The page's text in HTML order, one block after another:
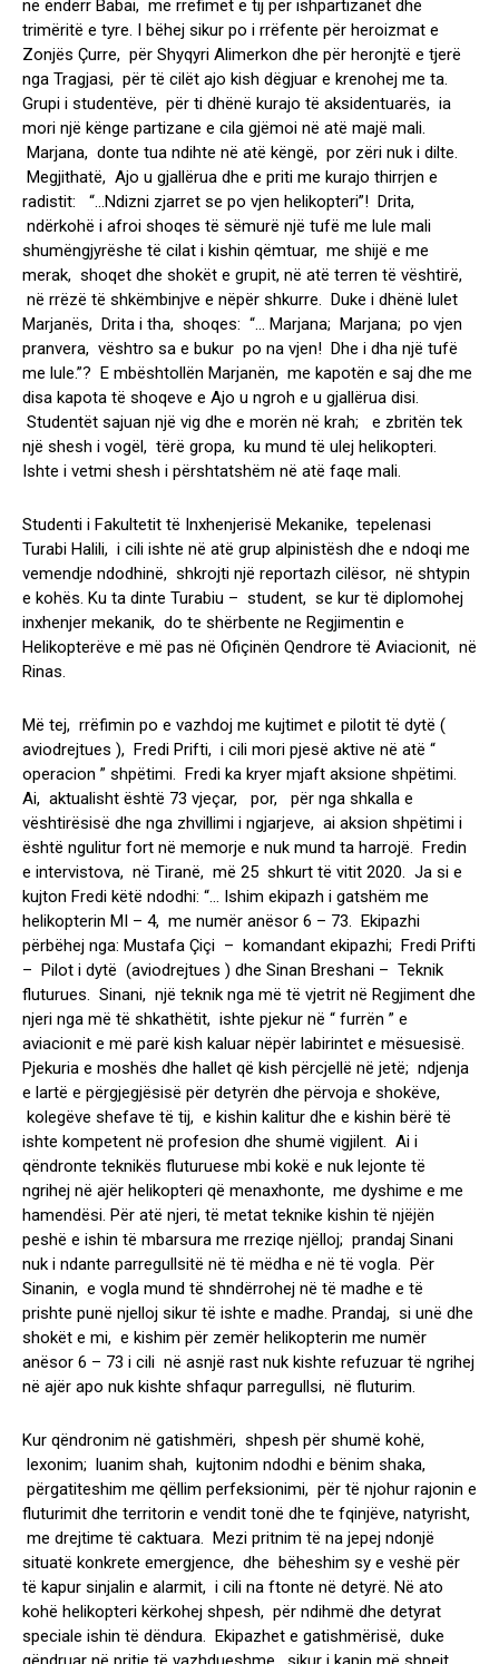
në ëndërr Babai, me rrëfimet e tij për ishpartizanët dhe
trimëritë e tyre. I bëhej sikur po i rrëfente për heroizmat e
Zonjës Çurre, për Shyqyri Alimerkon dhe për heronjtë e tjerë
nga Tragjasi, për të cilët ajo kish dëgjuar e krenohej me ta.
Grupi i studentëve, për ti dhënë kurajo të aksidentuarës, ia
mori një kënge partizane e cila gjëmoi në atë majë mali.
Marjana, donte tua ndihte në atë këngë, por zëri nuk i dilte.
Megjithatë, Ajo u gjallërua dhe e priti me kurajo thirrjen e
radistit: “…Ndizni zjarret se po vjen helikopteri”! Drita,
ndërkohë i afroi shoqes të sëmurë një tufë me lule mali
shumëngjyrëshe të cilat i kishin qëmtuar, me shijë e me
merak, shoqet dhe shokët e grupit, në atë terren të vështirë,
në rrëzë të shkëmbinjve e nëpër shkurre. Duke i dhënë lulet
Marjanës, Drita i tha, shoqes: “… Marjana; Marjana; po vjen
pranvera, vështro sa e bukur po na vjen! Dhe i dha një tufë
me lule.”? E mbështollën Marjanën, me kapotën e saj dhe me
disa kapota të shoqeve e Ajo u ngroh e u gjallërua disi.
Studentët sajuan një vig dhe e morën në krah; e zbritën tek
një shesh i vogël, tërë gropa, ku mund të ulej helikopteri.
Ishte i vetmi shesh i përshtatshëm në atë faqe mali.
Studenti i Fakultetit të Inxhenjerisë Mekanike, tepelenasi
Turabi Halili, i cili ishte në atë grup alpinistësh dhe e ndoqi me
vemendje ndodhinë, shkrojti një reportazh cilësor, në shtypin
e kohës. Ku ta dinte Turabiu – student, se kur të diplomohej
inxhenjer mekanik, do te shërbente ne Regjimentin e
Helikopterëve e më pas në Ofiçinën Qendrore të Aviacionit, në
Rinas.
Më tej, rrëfimin po e vazhdoj me kujtimet e pilotit të dytë (
aviodrejtues ), Fredi Prifti, i cili mori pjesë aktive në atë “
operacion ” shpëtimi. Fredi ka kryer mjaft aksione shpëtimi.
Ai, aktualisht është 73 vjeçar, por, për nga shkalla e
vështirësisë dhe nga zhvillimi i ngjarjeve, ai aksion shpëtimi i
është ngulitur fort në memorje e nuk mund ta harrojë. Fredin
e intervistova, në Tiranë, më 25 shkurt të vitit 2020. Ja si e
kujton Fredi këtë ndodhi: “… Ishim ekipazh i gatshëm me
helikopterin MI – 4, me numër anësor 6 – 73. Ekipazhi
përbëhej nga: Mustafa Çiçi – komandant ekipazhi; Fredi Prifti
– Pilot i dytë (aviodrejtues ) dhe Sinan Breshani – Teknik
fluturues. Sinani, një teknik nga më të vjetrit në Regjiment dhe
njeri nga më të shkathëtit, ishte pjekur në “ furrën ” e
aviacionit e më parë kish kaluar nëpër labirintet e mësuesisë.
Pjekuria e moshës dhe hallet që kish përcjellë në jetë; ndjenja
e lartë e përgjegjësisë për detyrën dhe përvoja e shokëve,
kolegëve shefave të tij, e kishin kalitur dhe e kishin bërë të
ishte kompetent në profesion dhe shumë vigjilent. Ai i
qëndronte teknikës fluturuese mbi kokë e nuk lejonte të
ngrihej në ajër helikopteri që menaxhonte, me dyshime e me
hamendësi. Për atë njeri, të metat teknike kishin të njëjën
peshë e ishin të mbarsura me rreziqe njëlloj; prandaj Sinani
nuk i ndante parregullsitë në të mëdha e në të vogla. Për
Sinanin, e vogla mund të shndërrohej në të madhe e të
prishte punë njelloj sikur të ishte e madhe. Prandaj, si unë dhe
shokët e mi, e kishim për zemër helikopterin me numër
anësor 6 – 73 i cili në asnjë rast nuk kishte refuzuar të ngrihej
në ajër apo nuk kishte shfaqur parregullsi, në fluturim.
Kur qëndronim në gatishmëri, shpesh për shumë kohë,
lexonim; luanim shah, kujtonim ndodhi e bënim shaka,
përgatiteshim me qëllim perfeksionimi, për të njohur rajonin e
fluturimit dhe territorin e vendit tonë dhe te fqinjëve, natyrisht,
me drejtime të caktuara. Mezi pritnim të na jepej ndonjë
situatë konkrete emergjence, dhe bëheshim sy e veshë për
të kapur sinjalin e alarmit, i cili na ftonte në detyrë. Në ato
kohë helikopteri kërkohej shpesh, për ndihmë dhe detyrat
speciale ishin të dëndura. Ekipazhet e gatishmërisë, duke